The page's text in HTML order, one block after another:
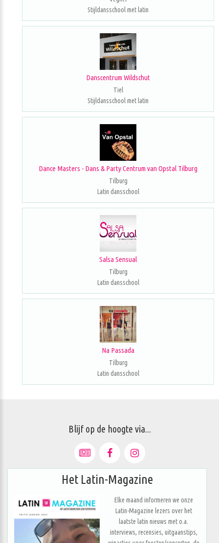
Stijldansschool met latin
Danscentrum Wildschut
Tiel
Stijldansschool met latin
Dance Masters - Dans & Party Centrum van Opstal Tilburg
Tilburg
Latin dansschool
Salsa Sensual
Tilburg
Latin dansschool
Na Passada
Tilburg
Latin dansschool
Blijf op de hoogte via...
Het Latin-Magazine
Elke maand informeren we onze
Latin-Magazine lezers over het
laatste latin nieuws met o.a.
interviews, recensies, uitgaanstips,